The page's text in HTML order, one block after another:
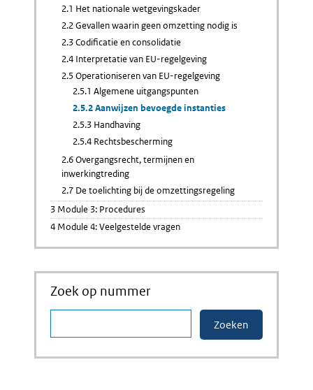
2.1 Het nationale wetgevingskader
2.2 Gevallen waarin geen omzetting nodig is
2.3 Codificatie en consolidatie
2.4 Interpretatie van EU-regelgeving
2.5 Operationiseren van EU-regelgeving
2.5.1 Algemene uitgangspunten
2.5.2 Aanwijzen bevoegde instanties
2.5.3 Handhaving
2.5.4 Rechtsbescherming
2.6 Overgangsrecht, termijnen en
inwerkingtreding
2.7 De toelichting bij de omzettingsregeling
3 Module 3: Procedures
4 Module 4: Veelgestelde vragen
Zoek op nummer